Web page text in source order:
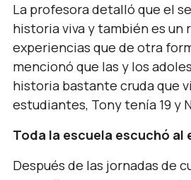
La profesora detalló que el
historia viva y también es
experiencias que de otra
mencionó que las y los
historia bastante cruda que
estudiantes, Tony tenía 19 y
Toda la escuela escuchó
Después de las jornadas de